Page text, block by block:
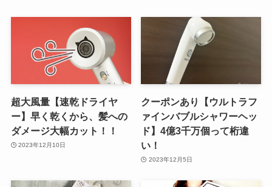
超大風量【速乾ドライヤ
ー】早く乾くから、髪への
ダメージ大幅カット！！
2023年12月10日
クーポンあり【ウルトラフ
ァインバブルシャワーヘッ
ド】4億3千万個って桁違
い！
2023年12月5日